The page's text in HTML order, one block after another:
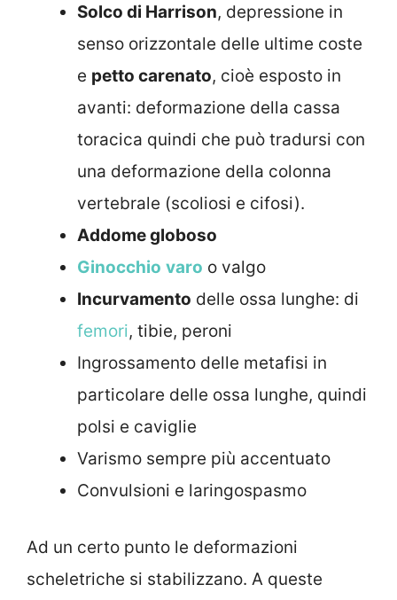
Solco di Harrison, depressione in
senso orizzontale delle ultime coste
e petto carenato, cioè esposto in
avanti: deformazione della cassa
toracica quindi che può tradursi con
una deformazione della colonna
vertebrale (scoliosi e cifosi).
Addome globoso
Ginocchio varo o valgo
Incurvamento delle ossa lunghe: di
femori, tibie, peroni
Ingrossamento delle metafisi in
particolare delle ossa lunghe, quindi
polsi e caviglie
Varismo sempre più accentuato
Convulsioni e laringospasmo
Ad un certo punto le deformazioni
scheletriche si stabilizzano. A queste